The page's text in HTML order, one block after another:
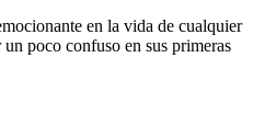
en la vida de cualquier
poco confuso en sus primeras